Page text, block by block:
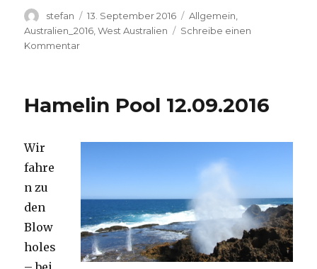
Autor
stefan
Veröffentlicht
am
13. September 2016 Kategorien
Allgemein
Australien_2016 ,West Australien
Schreibe einen
Kommentarzu
Hamelin Pool 12.09.2016
Wir
fahre
n zu
den
Blow
holes